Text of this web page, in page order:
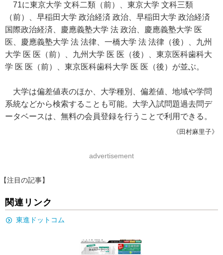
71に東京大学 文科二類（前）、東京大学 文科三類
（前）、早稲田大学 政治経済 政治、早稲田大学 政治経済
国際政治経済、慶應義塾大学 法 政治、慶應義塾大学 医
医、慶應義塾大学 法 法律、一橋大学 法 法律（後）、九州
大学 医 医（前）、九州大学 医 医（後）、東京医科歯科大
学 医 医（前）、東京医科歯科大学 医 医（後）が並ぶ。
大学は偏差値表のほか、大学種別、偏差値、地域や学問
系統などから検索することも可能。大学入試問題過去問デ
ータベースは、無料の会員登録を行うことで利用できる。
《田村麻里子》
advertisement
【注目の記事】
関連リンク
東進ドットコム